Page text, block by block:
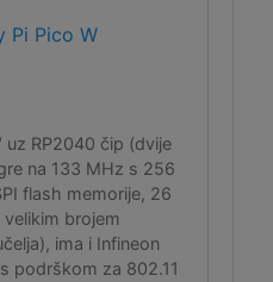
Pi Pico W
uz RP2040 čip (dvije
na 133 MHz s 256
flash memorije, 26
velikim brojem
ima i Infineon
podrškom za 802.11